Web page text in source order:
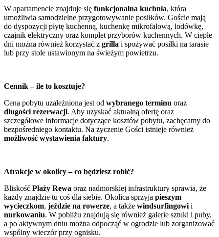
W apartamencie znajduje się funkcjonalna kuchnia, która
umożliwia samodzielne przygotowywanie posiłków. Goście mają
do dyspozycji płytę kuchenną, kuchenkę mikrofalową, lodówkę,
czajnik elektryczny oraz komplet przyborów kuchennych. W ciepłe
dni można również korzystać z grilla i spożywać posiłki na tarasie
lub przy stole ustawionym na świeżym powietrzu.
Cennik – ile to kosztuje?
Cena pobytu uzależniona jest od wybranego terminu oraz
długości rezerwacji. Aby uzyskać aktualną ofertę oraz
szczegółowe informacje dotyczące kosztów pobytu, zachęcamy do
bezpośredniego kontaktu. Na życzenie Gości istnieje również
możliwość wystawienia faktury.
Atrakcje w okolicy – co będziesz robić?
Bliskość Plaży Rewa oraz nadmorskiej infrastruktury sprawia, że
każdy znajdzie tu coś dla siebie. Okolica sprzyja pieszym
wycieczkom, jeździe na rowerze, a także windsurfingowi i
nurkowaniu. W pobliżu znajdują się również galerie sztuki i puby,
a po aktywnym dniu można odpocząć w ogrodzie lub zorganizować
wspólny wieczór przy ognisku.